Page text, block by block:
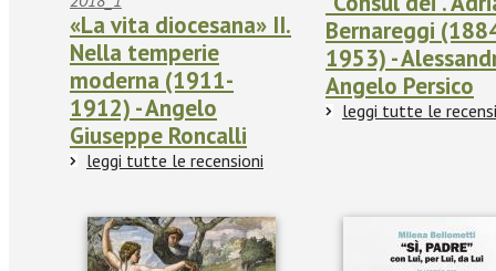
«La vita diocesana» II.
Nella temperie
moderna (1911-
1912) - Angelo
Giuseppe Roncalli
leggi tutte le recensioni
Bernareggi
1953) -
Angelo Persico
leggi tutte le